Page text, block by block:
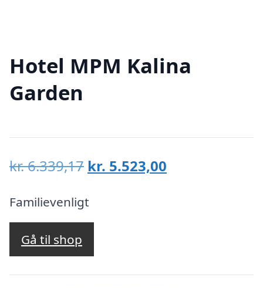
Hotel MPM Kalina
Garden
kr.6.339,17 Den
pris
var:
kr. 5.523,00
Familievenligt
Gå til shop